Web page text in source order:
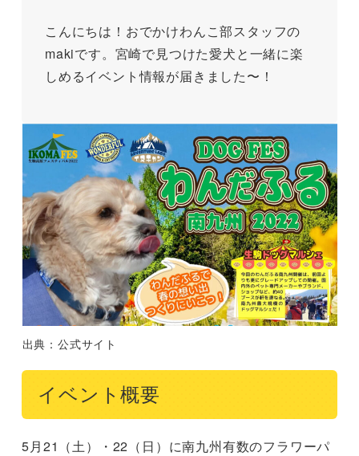
こんにちは！おでかけわんこ部スタッフの
makiです。宮崎で見つけた愛犬と一緒に楽
しめるイベント情報が届きました〜！
出典：公式サイト
イベント概要
5月21（土）・22（日）に南九州有数のフラワーパ